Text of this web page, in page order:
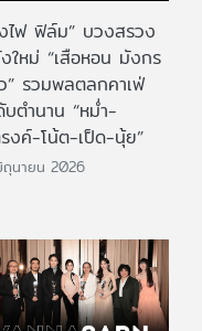
ไฟ ฟิล์ม” บวงสรวง
ใหม่ “เสือหอน มังกร
” รวมพลตลกคาเฟ่
บตำนาน “หม่ำ-
งค์-โน้ต-เป็ด-นุ้ย”
นายน 2026